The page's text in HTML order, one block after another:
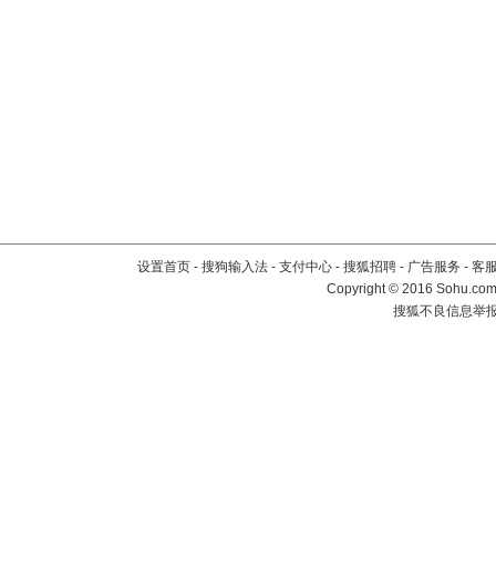
设置首页 - 搜狗输入法 - 支付中心 - 搜狐招聘 - 广告服务 - 客
Copyright©2016
搜狐不良信息举